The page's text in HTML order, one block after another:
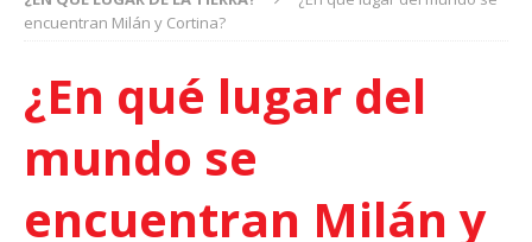
encuentran Milán y Cortina?
¿En qué lugar del
mundo se
encuentran Milán y